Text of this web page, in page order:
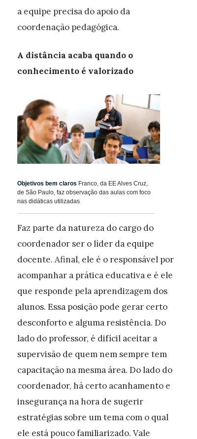
a equipe precisa do apoio da
coordenação pedagógica.
A distância acaba quando o
conhecimento é valorizado
Objetivos bem claros Franco, da EE Alves Cruz,
de São Paulo, faz observação das aulas com foco
nas didáticas utilizadas
Faz parte da natureza do cargo do
coordenador ser o líder da equipe
docente. Afinal, ele é o responsável por
acompanhar a prática educativa e é ele
que responde pela aprendizagem dos
alunos. Essa posição pode gerar certo
desconforto e alguma resistência. Do
lado do professor, é difícil aceitar a
supervisão de quem nem sempre tem
capacitação na mesma área. Do lado do
coordenador, há certo acanhamento e
insegurança na hora de sugerir
estratégias sobre um tema com o qual
ele está pouco familiarizado. Vale